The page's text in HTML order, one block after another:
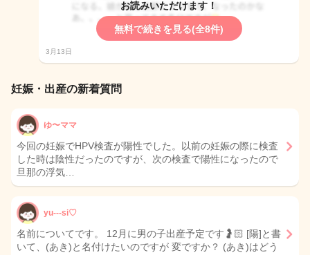
お読みいただけます！
無料で続きを見る(全8件)
3月13日
妊娠・出産の新着質問
ゆ〜ママ
今回の妊娠でHPV検査が陽性でした。以前の妊娠の際に検査
した時は陰性だったのですが、次の検査で陽性になったので
旦那の浮気…
yu---si♡
名前についてです。 12月に男の子出産予定です🤰🏻 [陽]と書
いて、(あき)と名付けたいのですが 変ですか？ (あき)はどう